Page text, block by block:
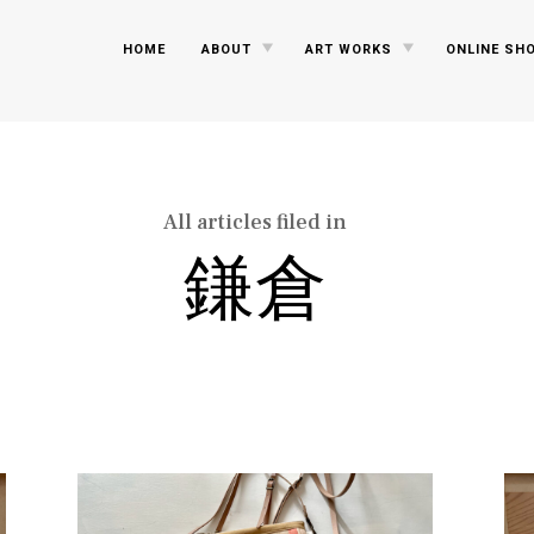
HOME ABOUT TOGGLE
CHILD
ART WORKS TOGGLE
CHILD
ONLINE
All articles filed in
鎌倉